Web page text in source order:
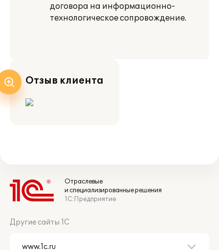
договора на информационно-
технологическое сопровождение.
Отзыв клиента
Отраслевые
и специализированные решения
1С:Предприятие
Другие сайты 1С